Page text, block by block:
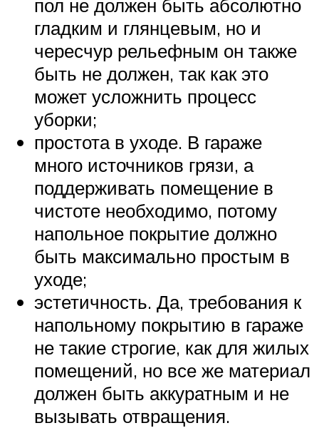
пол не должен быть абсолютно
гладким и глянцевым, но и
чересчур рельефным он также
быть не должен, так как это
может усложнить процесс
уборки;
простота в уходе. В гараже
много источников грязи, а
поддерживать помещение в
чистоте необходимо, потому
напольное покрытие должно
быть максимально простым в
уходе;
эстетичность. Да, требования к
напольному покрытию в гараже
не такие строгие, как для жилых
помещений, но все же материал
должен быть аккуратным и не
вызывать отвращения.